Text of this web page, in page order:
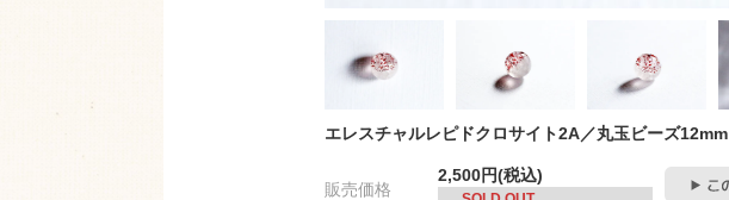
エレスチャルレピドクロサイト2A／丸玉ビーズ12mm
販売価格
2,500円(税込)